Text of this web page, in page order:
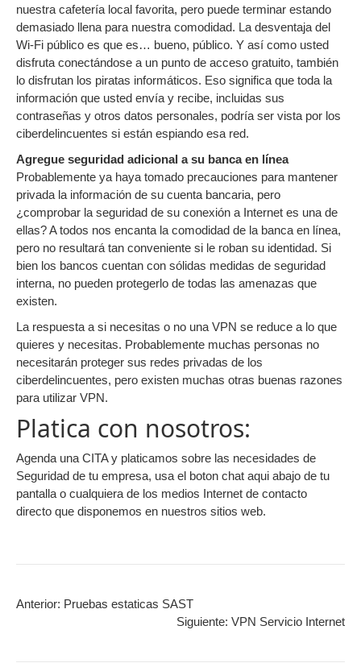
nuestra cafetería local favorita, pero puede terminar estando
demasiado llena para nuestra comodidad. La desventaja del
Wi-Fi público es que es… bueno, público. Y así como usted
disfruta conectándose a un punto de acceso gratuito, también
lo disfrutan los piratas informáticos. Eso significa que toda la
información que usted envía y recibe, incluidas sus
contraseñas y otros datos personales, podría ser vista por los
ciberdelincuentes si están espiando esa red.
Agregue seguridad adicional a su banca en línea
Probablemente ya haya tomado precauciones para mantener
privada la información de su cuenta bancaria, pero
¿comprobar la seguridad de su conexión a Internet es una de
ellas? A todos nos encanta la comodidad de la banca en línea,
pero no resultará tan conveniente si le roban su identidad. Si
bien los bancos cuentan con sólidas medidas de seguridad
interna, no pueden protegerlo de todas las amenazas que
existen.
La respuesta a si necesitas o no una VPN se reduce a lo que
quieres y necesitas. Probablemente muchas personas no
necesitarán proteger sus redes privadas de los
ciberdelincuentes, pero existen muchas otras buenas razones
para utilizar VPN.
Platica con nosotros:
Agenda una CITA y platicamos sobre las necesidades de
Seguridad de tu empresa, usa el boton chat aqui abajo de tu
pantalla o cualquiera de los medios Internet de contacto
directo que disponemos en nuestros sitios web.
Anterior: Pruebas estaticas SAST
Siguiente: VPN Servicio Internet